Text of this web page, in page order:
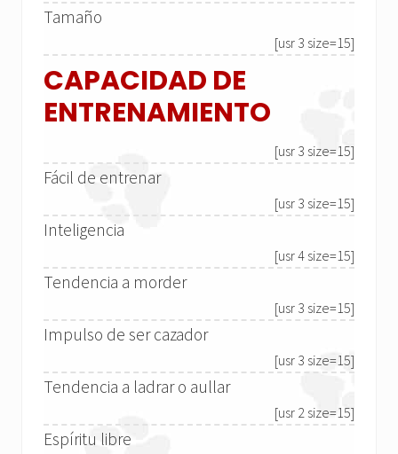
Tamaño
[usr 3 size=15]
CAPACIDAD DE
ENTRENAMIENTO
[usr 3 size=15]
Fácil de entrenar
[usr 3 size=15]
Inteligencia
[usr 4 size=15]
Tendencia a morder
[usr 3 size=15]
Impulso de ser cazador
[usr 3 size=15]
Tendencia a ladrar o aullar
[usr 2 size=15]
Espíritu libre